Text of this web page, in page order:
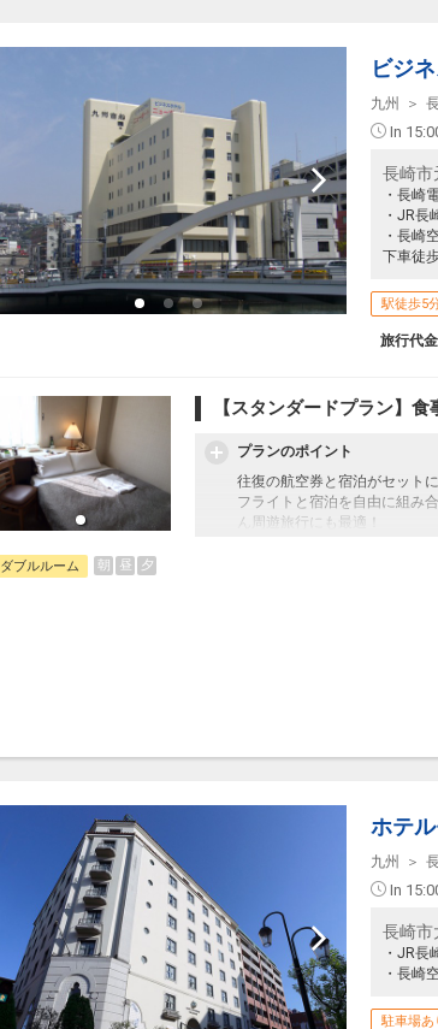
ビジ
九州
In
長崎市
・長崎
・JR長
・長崎
下車徒
駅徒歩5
旅行代金
【スタンダードプラン】食
プランのポイント
往復の航空券と宿泊がセット
フライトと宿泊を自由に組み
ん周遊旅行にも最適！
JALマイレージ会員の方には
ダブルルーム 朝 昼 夕
ホテ
九州
In
長崎市
・JR長
・長崎
駐車場あ